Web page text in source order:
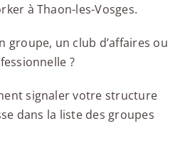
à Thaon-les-Vosges.
groupe, un club d’affaires ou
?
signaler votre structure
dans la liste des groupes